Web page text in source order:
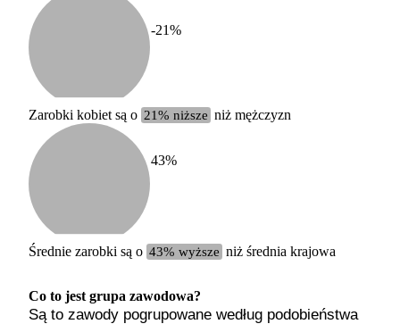
średnie
-21%
Zarobki kobiet są o 21% niższe niż mężczyzn
43%
Średnie zarobki są o 43% wyższe niż średnia krajowa
Co to jest grupa zawodowa?
Są to zawody pogrupowane według podobieństwa